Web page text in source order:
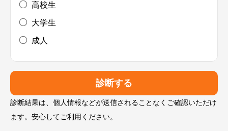
高校生
大学生
成人
診断する
診断結果は、個人情報などが送信されることなくご確認いただけ
ます。安心してご利用ください。